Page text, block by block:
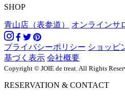
SHOP
青山店（表参道） オンラインサ
プライバシーポリシー ショッピ
基づく表示 会社概要
Copyright © JOIE de treat. All Rights
RESERVATION & CONTACT